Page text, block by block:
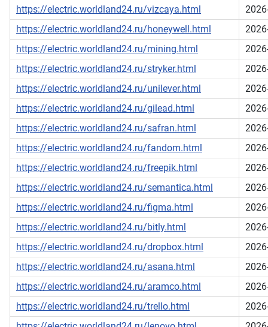
https://electric.worldland24.ru/vizcaya.html
https://electric.worldland24.ru/honeywell.html
https://electric.worldland24.ru/mining.html
https://electric.worldland24.ru/stryker.html
https://electric.worldland24.ru/unilever.html
https://electric.worldland24.ru/gilead.html
https://electric.worldland24.ru/safran.html
https://electric.worldland24.ru/fandom.html
https://electric.worldland24.ru/freepik.html
https://electric.worldland24.ru/semantica.html
https://electric.worldland24.ru/figma.html
https://electric.worldland24.ru/bitly.html
https://electric.worldland24.ru/dropbox.html
https://electric.worldland24.ru/asana.html
https://electric.worldland24.ru/aramco.html
https://electric.worldland24.ru/trello.html